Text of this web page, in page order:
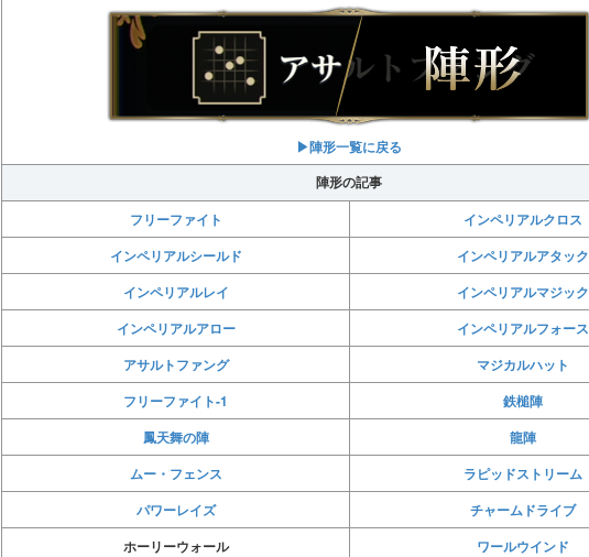
▶︎陣形一覧に戻る
陣形の記事
フリーファイト
インペリアルクロス
インペリアルシールド
インペリアルアタック
インペリアルレイ
インペリアルマジック
インペリアルアロー
インペリアルフォース
アサルトファング
マジカルハット
フリーファイト-1
鉄槌陣
鳳天舞の陣
龍陣
ムー・フェンス
ラピッドストリーム
パワーレイズ
チャームドライブ
ホーリーウォール ワールウインド